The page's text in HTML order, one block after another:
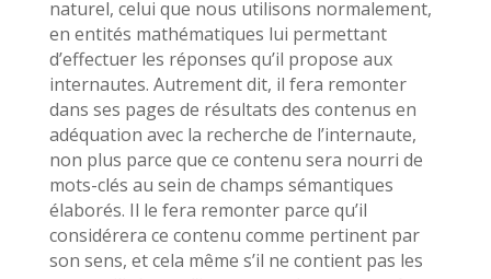
naturel, celui que nous utilisons normalement,
en entités mathématiques lui permettant
d’effectuer les réponses qu’il propose aux
internautes. Autrement dit, il fera remonter
dans ses pages de résultats des contenus en
adéquation avec la recherche de l’internaute,
non plus parce que ce contenu sera nourri de
mots-clés au sein de champs sémantiques
élaborés. Il le fera remonter parce qu’il
considérera ce contenu comme pertinent par
son sens, et cela même s’il ne contient pas les